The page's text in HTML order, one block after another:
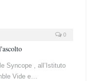
0
Syncope , all’Istituto
Vide e…